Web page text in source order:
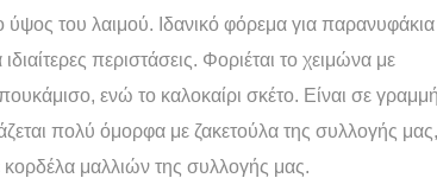
ύψος του λαιμού. Ιδανικό φόρεμα για παρανυφάκια
ιδιαίτερες περιστάσεις. Φοριέται το χειμώνα με
ενώ το καλοκαίρι σκέτο. Είναι σε
πολύ όμορφα με ζακετούλα της συλλογής μας,
κορδέλα μαλλιών της συλλογής μας.